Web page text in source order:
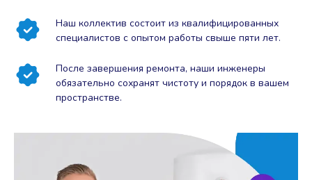
Наш коллектив состоит из квалифицированных
специалистов с опытом работы свыше пяти лет.
После завершения ремонта, наши инженеры
обязательно сохранят чистоту и порядок в вашем
пространстве.